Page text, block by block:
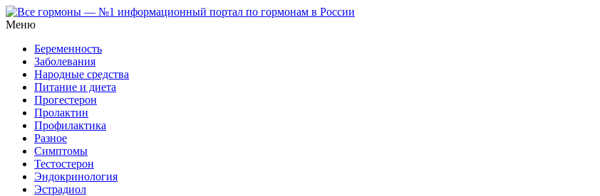
Меню
Беременность
Заболевания
Народные средства
Питание и диета
Прогестерон
Пролактин
Профилактика
Разное
Симптомы
Тестостерон
Эндокринология
Эстрадиол